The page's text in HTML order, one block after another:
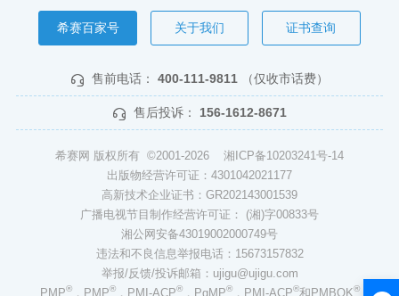
希赛百家号 关于我们 证书查询
售前电话： 400-111-9811 （仅收市话费）
售后投诉： 156-1612-8671
希赛网 版权所有 ©2001-2026 湘ICP备10203241号-14
出版物经营许可证：4301042021177
高新技术企业证书：GR202143001539
广播电视节目制作经营许可证： (湘)字00833号
湘公网安备43019002000749号
违法和不良信息举报电话：15673157832
举报/反馈/投诉邮箱：ujigu@ujigu.com
PMP®，PMP®，PMI-ACP®，PgMP®，PMI-ACP®和PMBOK®